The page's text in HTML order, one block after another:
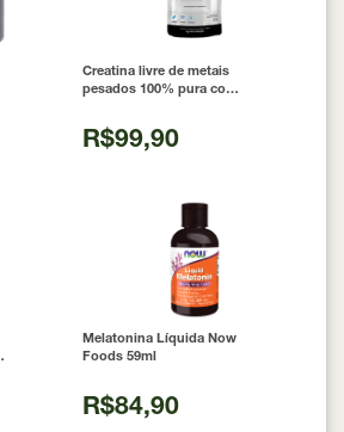
Creatina livre de metais
pesados 100% pura com
Nutrition
R$99,90
Melatonina Líquida Now
Foods 59ml
R$84,90